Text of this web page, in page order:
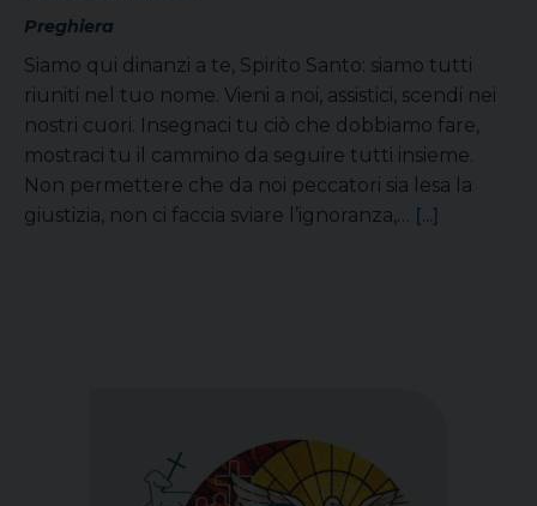
Preghiera
Siamo qui dinanzi a te, Spirito Santo: siamo tutti
riuniti nel tuo nome. Vieni a noi, assistici, scendi nei
nostri cuori. Insegnaci tu ciò che dobbiamo fare,
mostraci tu il cammino da seguire tutti insieme.
Non permettere che da noi peccatori sia lesa la
giustizia, non ci faccia sviare l’ignoranza,… [...]